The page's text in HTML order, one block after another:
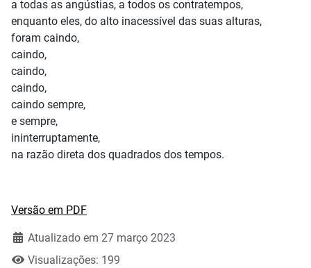
a todas as angústias, a todos os contratempos,
enquanto eles, do alto inacessível das suas alturas,
foram caindo,
caindo,
caindo,
caindo,
caindo sempre,
e sempre,
ininterruptamente,
na razão direta dos quadrados dos tempos.
Versão em PDF
Atualizado em 27 março 2023
Visualizações: 199